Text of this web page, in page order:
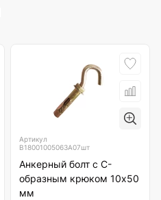
Артикул
B18001005063А07шт
Анкерный болт с С-
образным крюком 10х50
мм